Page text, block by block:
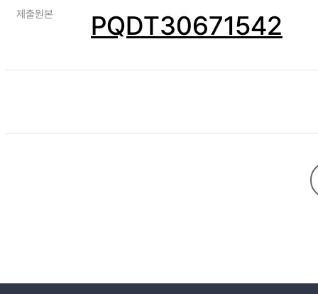
제출원본 PQDT30671542